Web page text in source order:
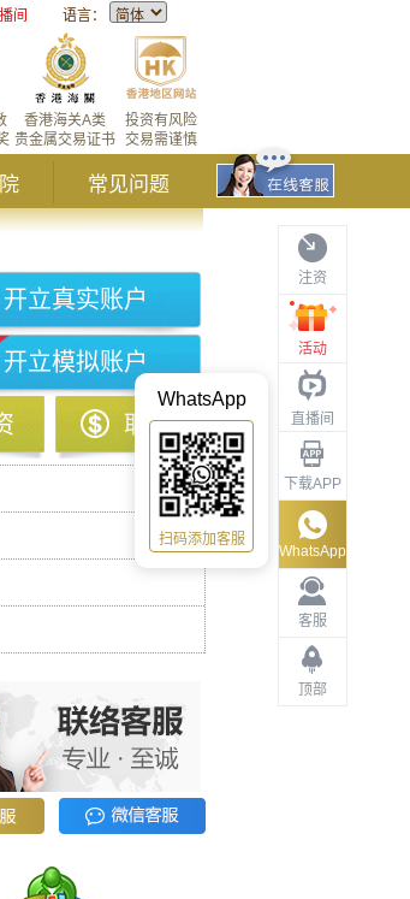
间 语言：
投资有风险
交易需谨慎
香港海关A类
贵金属交易证书
常见问题
注资
活动
直播间
下载APP
客服
顶部
WhatsApp
WhatsApp
扫码添加客服
开立真实账户
开立模拟账户
取款